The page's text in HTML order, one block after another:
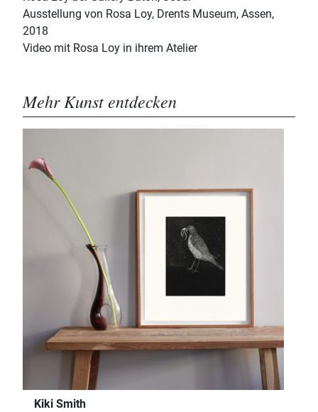
Ausstellung von Rosa Loy, Drents Museum, Assen,
2018
Video mit Rosa Loy in ihrem Atelier
Mehr Kunst entdecken
Kiki Smith